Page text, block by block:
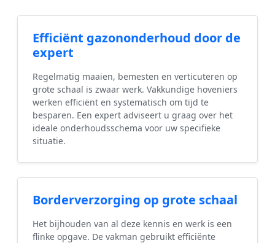
Efficiënt gazononderhoud door de
expert
Regelmatig maaien, bemesten en verticuteren op
grote schaal is zwaar werk. Vakkundige hoveniers
werken efficiënt en systematisch om tijd te
besparen. Een expert adviseert u graag over het
ideale onderhoudsschema voor uw specifieke
situatie.
Borderverzorging op grote schaal
Het bijhouden van al deze kennis en werk is een
flinke opgave. De vakman gebruikt efficiënte